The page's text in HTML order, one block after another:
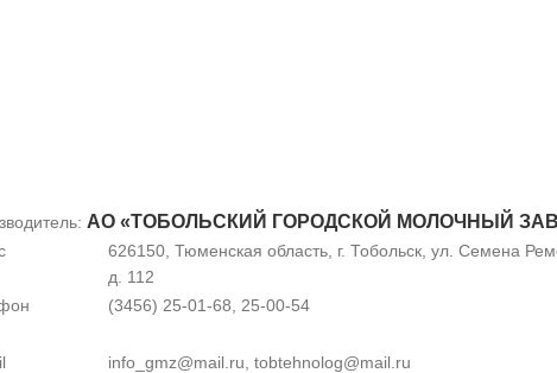
АО «ТОБОЛЬСКИЙ ГОРОДСКОЙ МОЛОЧНЫЙ
626150, Тюменская область, г. Тобольск, ул. Семена
д. 112
(3456) 25-01-68, 25-00-54
info_gmz@mail.ru, tobtehnolog@mail.ru